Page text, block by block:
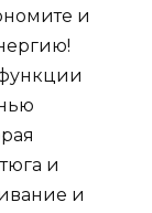
и
и
и